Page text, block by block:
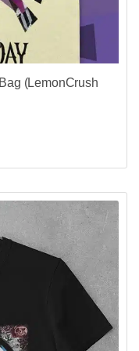
(LemonCrush